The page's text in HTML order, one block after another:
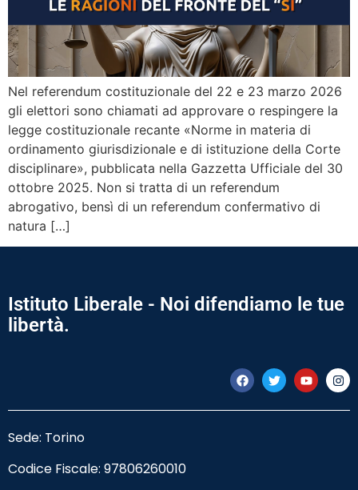
Nel referendum costituzionale del 22 e 23 marzo 2026
gli elettori sono chiamati ad approvare o respingere la
legge costituzionale recante «Norme in materia di
ordinamento giurisdizionale e di istituzione della Corte
disciplinare», pubblicata nella Gazzetta Ufficiale del 30
ottobre 2025. Non si tratta di un referendum
abrogativo, bensì di un referendum confermativo di
natura […]
Istituto Liberale - Noi difendiamo le tue
libertà.
Sede: Torino
Codice Fiscale: 97806260010